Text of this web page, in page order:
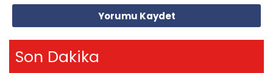
Yorumu Kaydet
Son Dakika